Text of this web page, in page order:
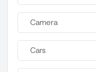
Camera
Cars